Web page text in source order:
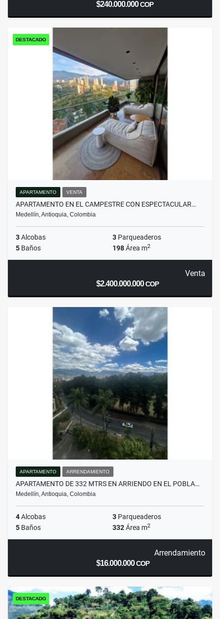
$240.000.000COP
DESTACADO
APARTAMENTO VENTA
APARTAMENTO EN EL CAMPESTRE CON ESPECTACULAR…
Medellín, Antioquia, Colombia
3Alcobas 3 Parqueaderos
5 Baños 198Área m2
Venta
$2.400.000.000COP
APARTAMENTO ARRENDAMIENTO
APARTAMENTO DE 332 MTRS EN ARRIENDO EN EL POBLA…
Medellín, Antioquia, Colombia
4Alcobas 3 Parqueaderos
5 Baños 332Área m2
Arrendamiento
$16.000.000COP
DESTACADO